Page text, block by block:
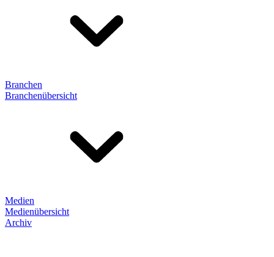
Branchen
Branchenübersicht
Medien
Medienübersicht
Archiv